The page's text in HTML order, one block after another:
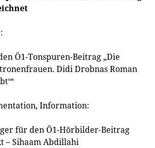
Ö1-Tonspuren-Beitrag „Die
Didi Drobnas Roman
Information:
für den Ö1-Hörbilder-Beitrag
– Sihaam Abdillahi